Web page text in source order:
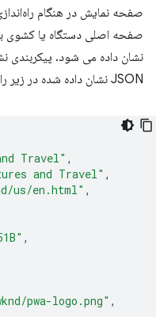
صفحه نمایش در هنگام
صفحه اصلی دستگاه یا کشوی
نشان داده می شود. پیکربندی
JSON نشان داده شده در زیر را ایجاد می کند.
Travel" ,
and Travel" ,
us/en.html" ,
,
pwa-logo.png" ,